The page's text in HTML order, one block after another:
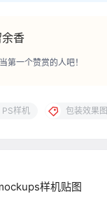
香
第一个赞赏的人吧！
PS样机 包装效果图
样机贴图